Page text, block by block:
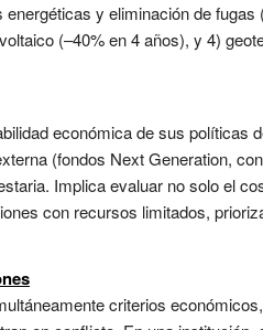
y eliminación de
(–40% en 4 años), y 4)
económica de sus políticas
(fondos Next Generation,
Implica evaluar no solo el
con recursos limitados,
criterios